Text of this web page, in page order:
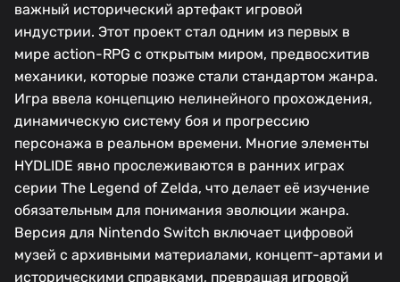
важный исторический артефакт игровой
индустрии. Этот проект стал одним из первых в
мире action-RPG с открытым миром, предвосхитив
механики, которые позже стали стандартом жанра.
Игра ввела концепцию нелинейного прохождения,
динамическую систему боя и прогрессию
персонажа в реальном времени. Многие элементы
HYDLIDE явно прослеживаются в ранних играх
серии The Legend of Zelda, что делает её изучение
обязательным для понимания эволюции жанра.
Версия для Nintendo Switch включает цифровой
музей с архивными материалами, концепт-артами и
историческими справками, превращая игровой